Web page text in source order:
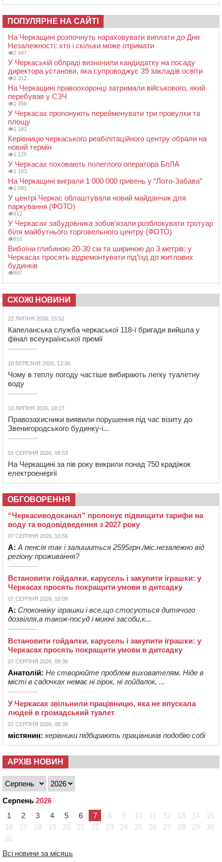
ПОПУЛЯРНЕ НА САЙТІ
На Черкащині розпочнуть нараховувати виплати до Дня
Незалежності: хто і скільки може отримати
2 447
У Черкаській облраді визначили кандидатку на посаду
директора установи, яка супроводжує 39 закладів освіти
2 312
На Черкащині правоохоронці затримали військового, який
перебував у СЗЧ
1 356
У Черкасах пропонують перейменувати три провулки та
площу
1 181
Керівницю черкаського реабілітаційного центру обрали на
новий термін
1 125
У Черкасах поховають полеглого оператора БпЛА
1 103
На Черкащині виграли 1 000 000 гривень у “Лото-Забава”
1 081
У центрі Черкас облаштували новий майданчик для
паркування (ФОТО)
912
У Черкасах забудовника зобов’язали розблокувати тротуар
біля майбутнього торговельного центру (ФОТО)
910
Вибоїни глибиною 20-30 см та шириною до 3 метрів: у
Черкасах просять відремонтувати під’їзд до житлових
будинків
887
СХОЖІ НОВИНИ
22 ЛИПНЯ 2026, 15:52
Капеланська служба черкаської 118-ї бригади вийшла у
фінал всеукраїнської премії
18 БЕРЕЗНЯ 2026, 12:30
Чому в теплу погоду частіше вибирають легку туалетну
воду
10 ЛИПНЯ 2026, 19:27
Правозахисники виявили порушення під час візиту до
Звенигородського будинку-і...
01 СЕРПНЯ 2026, 09:53
На Черкащині за пів року викрили понад 750 крадіжок
електроенергії
ОБГОВОРЕННЯ
“Черкасиводоканал” пропонує підвищити тарифи на
воду та водовідведення з 2027 року
07 СЕРПНЯ 2026, 10:56
А: А пенсія так і залишиться 2595грн./міс.незалежно від
регіону проживання?
Встановити гойдалки, карусель і закупити іграшки: у
Черкасах просять покращити умови в дитсадку
07 СЕРПНЯ 2026, 10:09
А: Споконвіку іграшки і все,що стосується дитячого
дозвілля,а також-посуд і миючі засоби,к...
Встановити гойдалки, карусель і закупити іграшки: у
Черкасах просять покращити умови в дитсадку
07 СЕРПНЯ 2026, 09:36
Анатолій: Не створюйте проблем вихователям. Ніде в
місті в садочках немає ні гірок, ні гойдалок, ...
У Черкасах звільнили працівницю, яка не впускала
людей в громадський туалет
07 СЕРПНЯ 2026, 08:39
містянин: керівники підбирають працівників подобію собі
АРХІВ НОВИН
Серпень 2026
1
2 3 4 5 6 7 8 9 10 11 12 13 14
15
16
17 18 19 20 21 22 23 24 25 26 27 28 29
30
31
Всі новини за місяць